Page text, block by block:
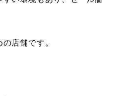
店舗です。